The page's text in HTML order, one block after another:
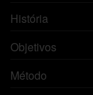
História
Objetivos
Método